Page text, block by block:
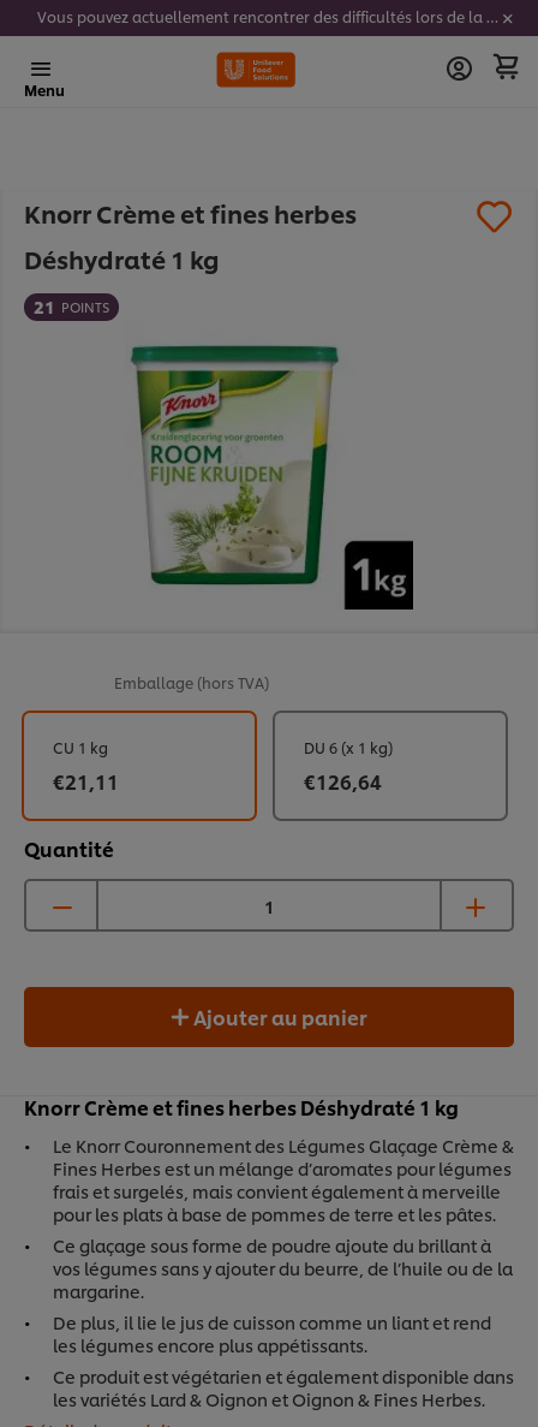
Vous pouvez actuellement rencontrer des difficultés lors de la saisie de vos codes stickers. Nous travaillons activement à résoudre ce problème.
Menu
Knorr Crème et fines herbes
Déshydraté 1 kg
21 POINTS
Emballage (hors TVA)
Quantité
CU 1 kg
€21,11
DU 6 (x 1 kg)
€126,64
Ajouter au panier
Knorr Crème et fines herbes Déshydraté 1 kg
Le Knorr Couronnement des Légumes Glaçage Crème &
Fines Herbes est un mélange d’aromates pour légumes
frais et surgelés, mais convient également à merveille
pour les plats à base de pommes de terre et les pâtes.
Ce glaçage sous forme de poudre ajoute du brillant à
vos légumes sans y ajouter du beurre, de l’huile ou de la
margarine.
De plus, il lie le jus de cuisson comme un liant et rend
les légumes encore plus appétissants.
Ce produit est végétarien et également disponible dans
les variétés Lard & Oignon et Oignon & Fines Herbes.